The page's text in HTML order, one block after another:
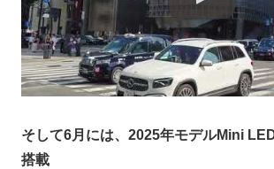
そして6月には、2025年モデルMini
搭載